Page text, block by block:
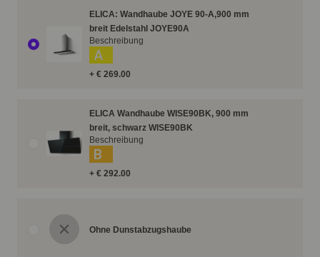
ELICA: Wandhaube JOYE 90-A,900 mm
breit Edelstahl JOYE90A
+ € 269.00
A
Beschreibung
ELICA Wandhaube WISE90BK, 900 mm
breit, schwarz WISE90BK
+ € 292.00
B
Beschreibung
Ohne Dunstabzugshaube